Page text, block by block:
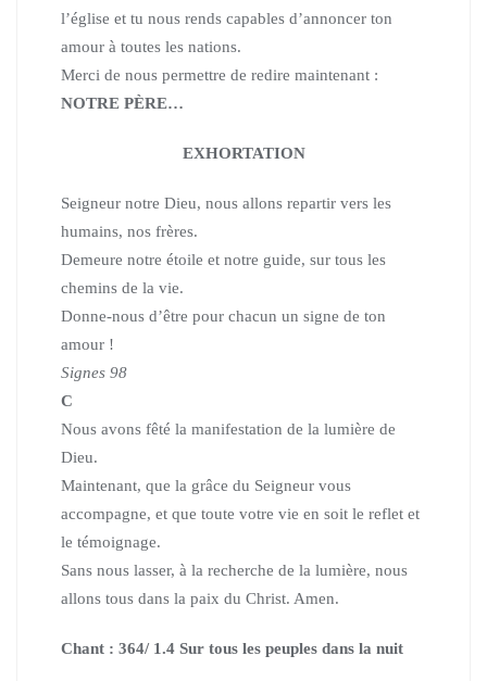
l’église et tu nous rends capables d’annoncer ton
amour à toutes les nations.
Merci de nous permettre de redire maintenant :
NOTRE PÈRE…
EXHORTATION
Seigneur notre Dieu, nous allons repartir vers les
humains, nos frères.
Demeure notre étoile et notre guide, sur tous les
chemins de la vie.
Donne-nous d’être pour chacun un signe de ton
amour !
Signes 98
C
Nous avons fêté la manifestation de la lumière de
Dieu.
Maintenant, que la grâce du Seigneur vous
accompagne, et que toute votre vie en soit le reflet et
le témoignage.
Sans nous lasser, à la recherche de la lumière, nous
allons tous dans la paix du Christ. Amen.
Chant : 364/ 1.4 Sur tous les peuples dans la nuit